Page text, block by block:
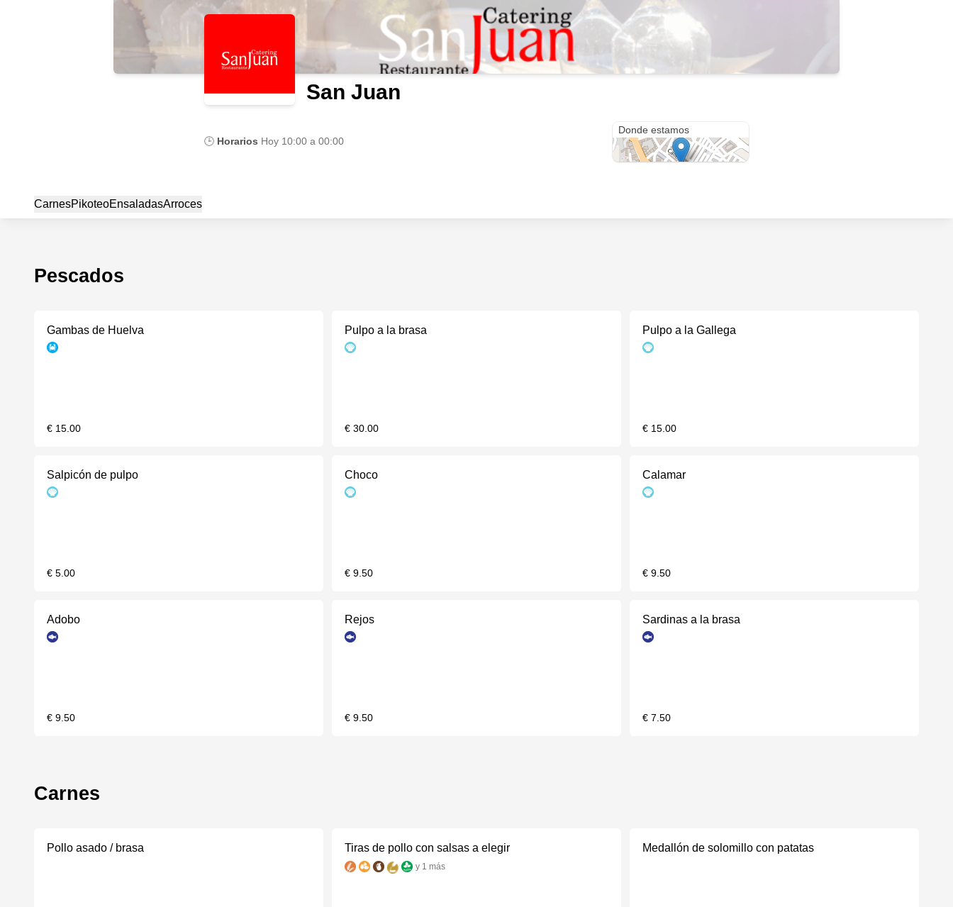
San Juan
🕒 Horarios Hoy 10:00 a 00:00
Donde estamos
CarnesPikoteoEnsaladasArroces
Pescados
Gambas de Huelva
€ 15.00
Pulpo a la brasa
€ 30.00
Pulpo a la Gallega
€ 15.00
Salpicón de pulpo
€ 5.00
Choco
€ 9.50
Calamar
€ 9.50
Adobo
€ 9.50
Rejos
€ 9.50
Sardinas a la brasa
€ 7.50
Carnes
Pollo asado / brasa Tiras de pollo con salsas a elegir
y 1 más
Medallón de solomillo con patatas